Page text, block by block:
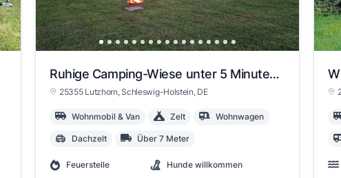
Ruhige Camping-Wiese unter 5 Minuten zur A23
25355 Lutzhorn, Schleswig-Holstein, DE
Wohnmobil & Van Zelt Wohnwagen
Dachzelt Über 7 Meter
Feuerstelle
Hunde willkommen